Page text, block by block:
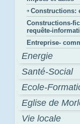
Constructions:
Constructions-
requête-
Entreprise-
Energie
Santé-Social
Ecole-
Eglise de
Vie locale